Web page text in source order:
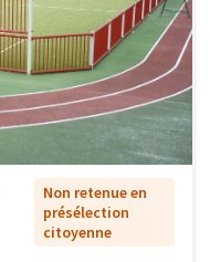
Non retenue en
présélection
citoyenne